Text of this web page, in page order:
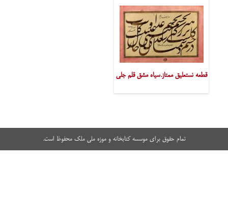
قطعه نستعلیق ممتاز.سیاه مشق قلم جلی
تمام حقوق برای موسسه کتابخانه و موزه ملی ملک محفوظ است.